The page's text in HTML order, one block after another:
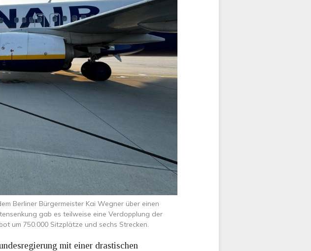
Berliner Bürgermeister Kai Wegner über einen
gab es teilweise eine Verdopplung der
um 750.000 Sitzplätze und sechs Strecken.
mit einer drastischen